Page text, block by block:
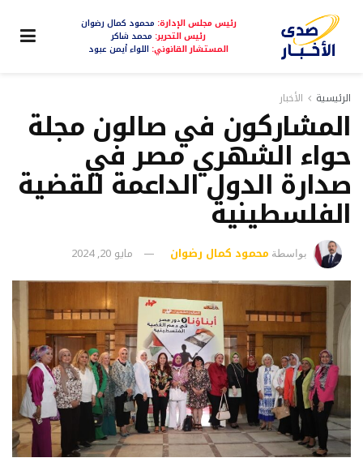
رئيس مجلس الإدارة: محمود كمال رضوان
رئيس التحرير: محمد شاكر
المستشار القانوني: اللواء أيمن عبود
الرئيسية الأخبار
المشاركون في صالون مجلة
حواء الشهري مصر في
صدارة الدول الداعمة للقضية
الفلسطينية
بواسطة محمود كمال رضوان مايو 20, 2024